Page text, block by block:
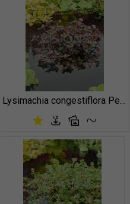
Lysimachia congestiflora Persian Chocolate